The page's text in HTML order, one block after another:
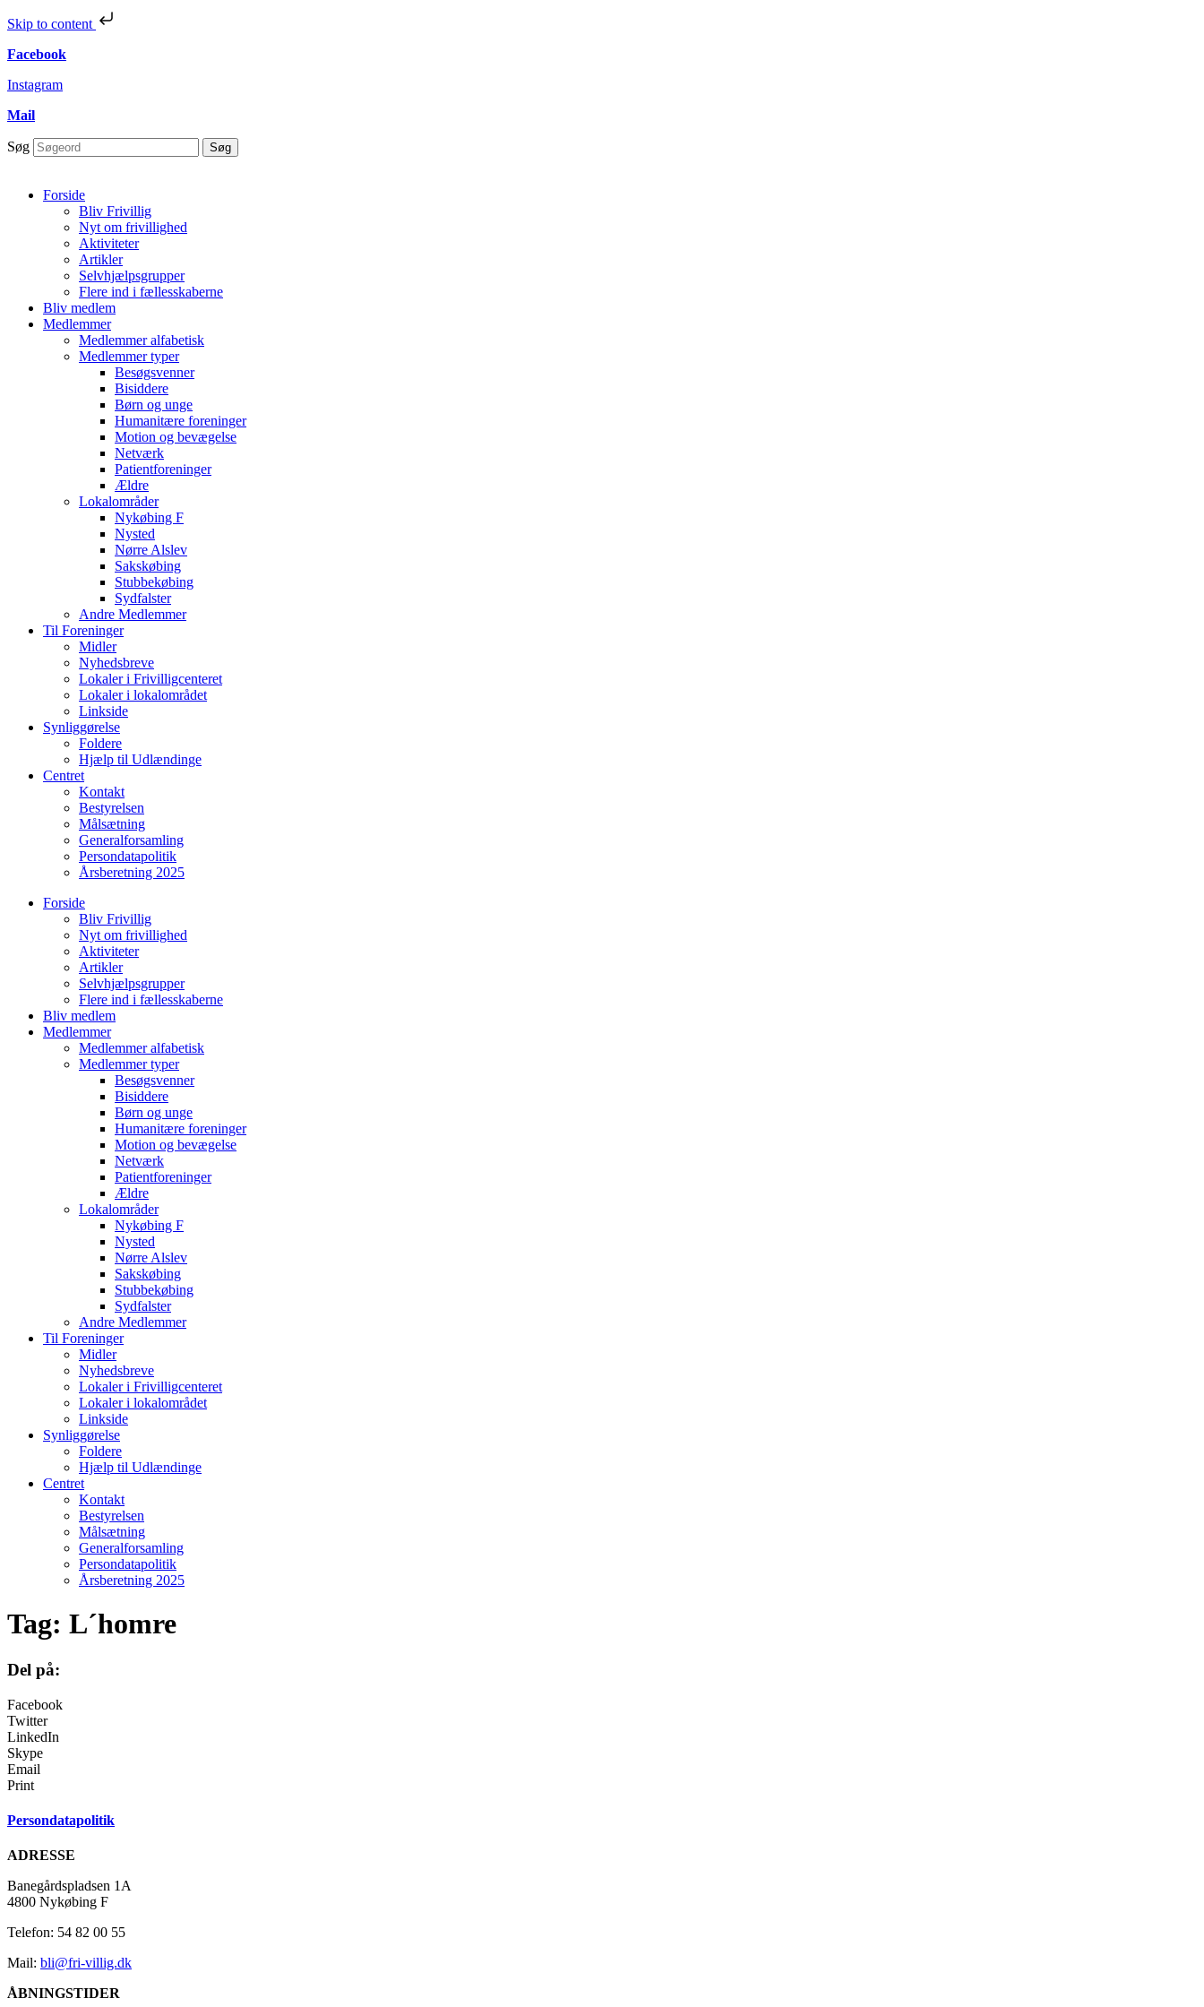
Skip to content
Facebook
Instagram
Mail
Søg Søg
Forside
Bliv Frivillig
Nyt om frivillighed
Aktiviteter
Artikler
Selvhjælpsgrupper
Flere ind i fællesskaberne
Bliv medlem
Medlemmer
Medlemmer alfabetisk
Medlemmer typer
Besøgsvenner
Bisiddere
Børn og unge
Humanitære foreninger
Motion og bevægelse
Netværk
Patientforeninger
Ældre
Lokalområder
Nykøbing F
Nysted
Nørre Alslev
Sakskøbing
Stubbekøbing
Sydfalster
Andre Medlemmer
Til Foreninger
Midler
Nyhedsbreve
Lokaler i Frivilligcenteret
Lokaler i lokalområdet
Linkside
Synliggørelse
Foldere
Hjælp til Udlændinge
Centret
Kontakt
Bestyrelsen
Målsætning
Generalforsamling
Persondatapolitik
Årsberetning 2025
Forside
Bliv Frivillig
Nyt om frivillighed
Aktiviteter
Artikler
Selvhjælpsgrupper
Flere ind i fællesskaberne
Bliv medlem
Medlemmer
Medlemmer alfabetisk
Medlemmer typer
Besøgsvenner
Bisiddere
Børn og unge
Humanitære foreninger
Motion og bevægelse
Netværk
Patientforeninger
Ældre
Lokalområder
Nykøbing F
Nysted
Nørre Alslev
Sakskøbing
Stubbekøbing
Sydfalster
Andre Medlemmer
Til Foreninger
Midler
Nyhedsbreve
Lokaler i Frivilligcenteret
Lokaler i lokalområdet
Linkside
Synliggørelse
Foldere
Hjælp til Udlændinge
Centret
Kontakt
Bestyrelsen
Målsætning
Generalforsamling
Persondatapolitik
Årsberetning 2025
Tag: L´homre
Del på:
Facebook
Twitter
LinkedIn
Skype
Email
Print
Persondatapolitik
ADRESSE
Banegårdspladsen 1A
4800 Nykøbing F
Telefon: 54 82 00 55
Mail: bli@fri-villig.dk
ÅBNINGSTIDER